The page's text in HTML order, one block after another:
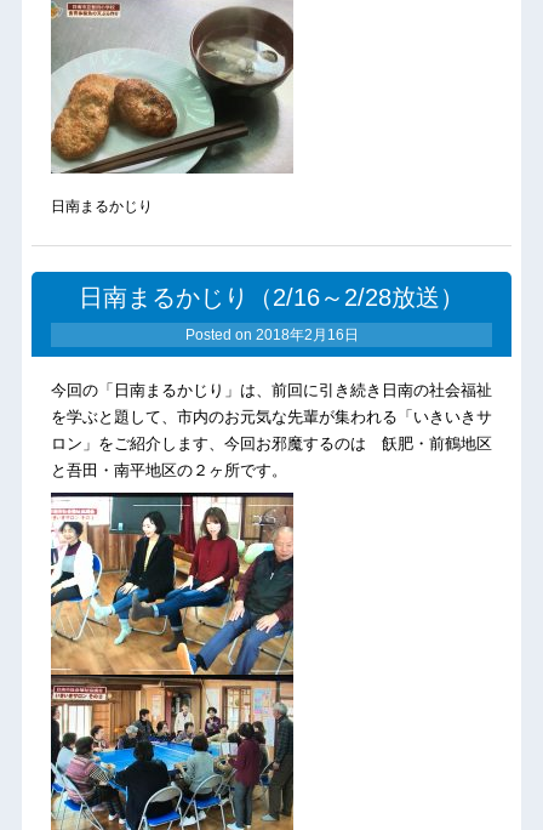
日南まるかじり
日南まるかじり（2/16～2/28放送）
Posted on 2018年2月16日
今回の「日南まるかじり」は、前回に引き続き日南の社会福祉
を学ぶと題して、市内のお元気な先輩が集われる「いきいきサ
ロン」をご紹介します、今回お邪魔するのは 飫肥・前鶴地区
と吾田・南平地区の２ヶ所です。